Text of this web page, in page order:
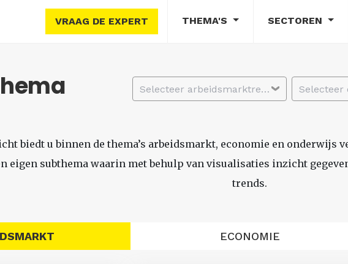
VRAAG DE EXPERT THEMA'S SECTOREN
Selecteer arbeidsmarktregio
biedt u binnen de thema’s arbeidsmarkt, economie en onderwijs
eigen subthema waarin met behulp van visualisaties inzicht
trends.
ECONOMIE